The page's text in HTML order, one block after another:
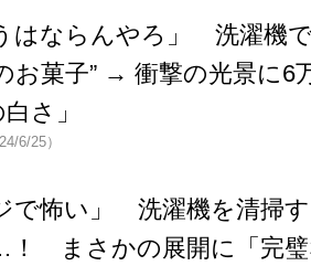
はならんやろ」 洗濯機
お菓子” → 衝撃の光景に
さ」
6/25）
で怖い」 洗濯機を清掃
まさかの展開に「完